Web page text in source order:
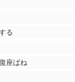
る
座ばね